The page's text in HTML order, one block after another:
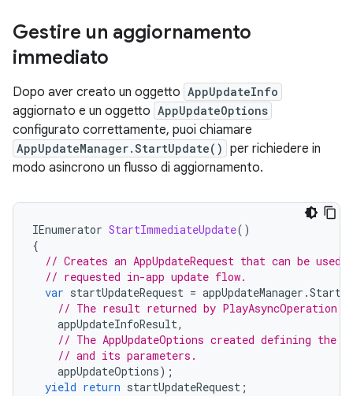
Gestire un aggiornamento
immediato
Dopo aver creato un oggetto AppUpdateInfo
aggiornato e un oggetto AppUpdateOptions
configurato correttamente, puoi chiamare
AppUpdateManager.StartUpdate() per richiedere in
modo asincrono un flusso di aggiornamento.
IEnumerator StartImmediateUpdate()
{
// Creates an AppUpdateRequest that can be
// requested in-app update flow.
var startUpdateRequest = appUpdateManager .
// The result returned by
appUpdateInfoResult,
// The AppUpdateOptions created defining the
// and its parameters.
appUpdateOptions);
yield return startUpdateRequest ;